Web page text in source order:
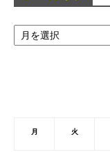
ア
ー
月 火